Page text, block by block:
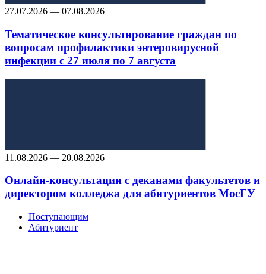
27.07.2026 — 07.08.2026
Тематическое консультирование граждан по
вопросам профилактики энтеровирусной
инфекции с 27 июля по 7 августа
11.08.2026 — 20.08.2026
Онлайн-консультации с деканами факультетов и
директором колледжа для абитуриентов МосГУ
Поступающим
Абитуриент